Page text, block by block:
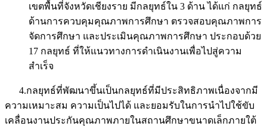
เขตพื้นที่จังหวัดเชียงราย มีกลยุทธ์ใน 3 ด้าน ได้แก่ กลยุทธ์
ด้านการควบคุมคุณภาพการศึกษา ตรวจสอบคุณภาพการ
จัดการศึกษา และประเมินคุณภาพการศึกษา ประกอบด้วย
17 กลยุทธ์ ที่ให้แนวทางการดำเนินงานเพื่อไปสู่ความ
สำเร็จ
4.กลยุทธ์ที่พัฒนาขึ้นเป็นกลยุทธ์ที่มีประสิทธิภาพเนื่องจากมี
ความเหมาะสม ความเป็นไปได้ และยอมรับในการนำไปใช้ขับ
เคลื่อนงานประกันคุณภาพภายในสถานศึกษาขนาดเล็กภายใต้